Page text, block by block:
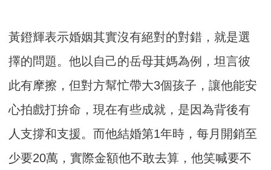
黃鐙輝表示婚姻其實沒有絕對的對錯，就是選
擇的問題。他以自己的岳母萁媽為例，坦言彼
此有摩擦，但對方幫忙帶大3個孩子，讓他能安
心拍戲打拚命，現在有些成就，是因為背後有
人支撐和支援。而他結婚第1年時，每月開銷至
少要20萬，實際金額他不敢去算，他笑喊要不